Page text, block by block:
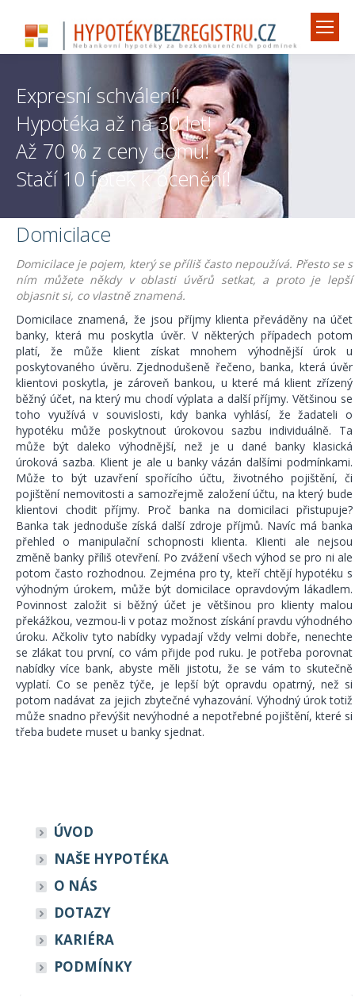
Expresní schválení!
Hypotéka až na 30 let!
Až 70 % z ceny domu!
Stačí 10 fotek k ocenění!
Domicilace
Domicilace je pojem, který se příliš často nepoužívá. Přesto se s
ním můžete někdy v oblasti úvěrů setkat, a proto je lepší
objasnit si, co vlastně znamená.
Domicilace znamená, že jsou příjmy klienta převáděny na účet
banky, která mu poskytla úvěr. V některých případech potom
platí, že může klient získat mnohem výhodnější úrok u
poskytovaného úvěru. Zjednodušeně řečeno, banka, která úvěr
klientovi poskytla, je zároveň bankou, u které má klient zřízený
běžný účet, na který mu chodí výplata a další příjmy. Většinou se
toho využívá v souvislosti, kdy banka vyhlásí, že žadateli o
hypotéku může poskytnout úrokovou sazbu individuálně. Ta
může být daleko výhodnější, než je u dané banky klasická
úroková sazba. Klient je ale u banky vázán dalšími podmínkami.
Může to být uzavření spořícího účtu, životného pojištění, či
pojištění nemovitosti a samozřejmě založení účtu, na který bude
klientovi chodit příjmy. Proč banka na domicilaci přistupuje?
Banka tak jednoduše získá další zdroje příjmů. Navíc má banka
přehled o manipulační schopnosti klienta. Klienti ale nejsou
změně banky příliš otevření. Po zvážení všech výhod se pro ni ale
potom často rozhodnou. Zejména pro ty, kteří chtějí hypotéku s
výhodným úrokem, může být domicilace opravdovým lákadlem.
Povinnost založit si běžný účet je většinou pro klienty malou
překážkou, vezmou-li v potaz možnost získání pravdu výhodného
úroku. Ačkoliv tyto nabídky vypadají vždy velmi dobře, nenechte
se zlákat tou první, co vám přijde pod ruku. Je potřeba porovnat
nabídky více bank, abyste měli jistotu, že se vám to skutečně
vyplatí. Co se peněz týče, je lepší být opravdu opatrný, než si
potom nadávat za jejich zbytečné vyhazování. Výhodný úrok totiž
může snadno převýšit nevýhodné a nepotřebné pojištění, které si
třeba budete muset u banky sjednat.
ÚVOD
NAŠE HYPOTÉKA
O NÁS
DOTAZY
KARIÉRA
PODMÍNKY